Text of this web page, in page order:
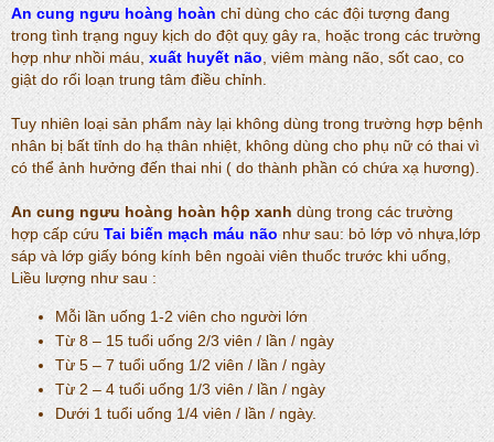
An cung ngưu hoàng hoàn chỉ dùng cho các đội tượng đang
trong tình trạng nguy kịch do đột quỵ gây ra, hoặc trong các trường
hợp như nhồi máu, xuất huyết não, viêm màng não, sốt cao, co
giật do rối loạn trung tâm điều chỉnh.
Tuy nhiên loại sản phẩm này lại không dùng trong trường hợp bệnh
nhân bị bất tỉnh do hạ thân nhiệt, không dùng cho phụ nữ có thai vì
có thể ảnh hưởng đến thai nhi ( do thành phần có chứa xạ hương).
An cung ngưu hoàng hoàn hộp xanh dùng trong các trường
hợp cấp cứuTai biến mạch máu nãonhư sau: bỏ lớp vỏ nhựa,lớp
sáp và lớp giấy bóng kính bên ngoài viên thuốc trước khi uống,
Liều lượng như sau :
Mỗi lần uống 1-2 viên cho người lớn
Từ 8 – 15 tuổi uống 2/3 viên / lần / ngày
Từ 5 – 7 tuổi uống 1/2 viên / lần / ngày
Từ 2 – 4 tuổi uống 1/3 viên / lần / ngày
Dưới 1 tuổi uống 1/4 viên / lần / ngày.